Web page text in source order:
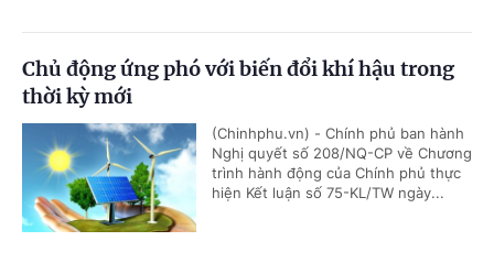
Chủ động ứng phó với biến đổi khí hậu trong
thời kỳ mới
(Chinhphu.vn) - Chính phủ ban hành
Nghị quyết số 208/NQ-CP về Chương
trình hành động của Chính phủ thực
hiện Kết luận số 75-KL/TW ngày...